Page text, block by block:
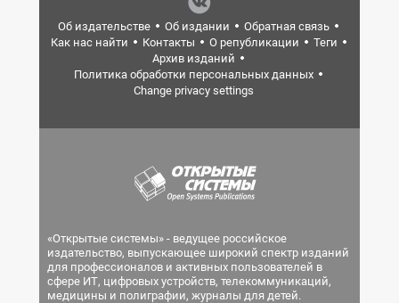
Об издательстве Об издании
Обратная связь
Как нас найти
Контакты О републикации
Теги
Архив изданий
Политика обработки персональных данных
Change privacy settings
«Открытые системы» - ведущее российское
издательство, выпускающее широкий спектр изданий
для профессионалов и активных пользователей в
сфере ИТ, цифровых устройств, телекоммуникаций,
медицины и полиграфии, журналы для детей.